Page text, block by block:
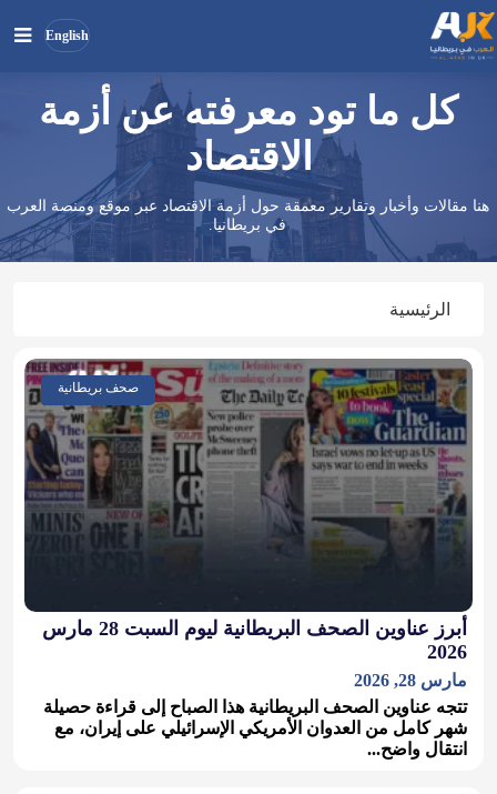
English
ابحث
بحث
كل ما تود معرفته عن أزمة
الاقتصاد
هنا مقالات وأخبار وتقارير معمقة حول أزمة الاقتصاد عبر موقع ومنصة العرب
في بريطانيا.
الرئيسية
صحف بريطانية
أبرز عناوين الصحف البريطانية ليوم السبت 28 مارس
2026
مارس 28, 2026
تتجه عناوين الصحف البريطانية هذا الصباح إلى قراءة حصيلة
شهر كامل من العدوان الأمريكي الإسرائيلي على إيران، مع
انتقال واضح...